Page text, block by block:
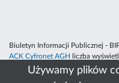
Używamy plików
Biuletyn Informacji Publicznej -
ACK Cyfronet AGH
liczba